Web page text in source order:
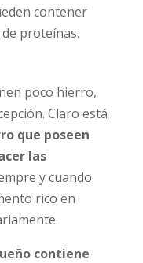
contener
proteínas.
poco hierro,
Claro está
que poseen
las
y cuando
rico en
contiene